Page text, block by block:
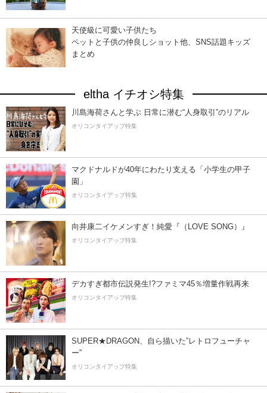
天使級に可愛い子供たち
ペットと子供の仲良しショット他、SNS話題キッズ
まとめ
eltha イチオシ特集
川島海荷さんと学ぶ 日常に潜む“人身取引”のリアル
オリコンタイアップ特集
マクドナルドが40年にわたり支える「小学生の甲子
園」
オリコンタイアップ特集
向井康二イケメンすぎ！純愛『（LOVE SONG）』
オリコンタイアップ特集
デカすぎ都市伝説発生!?ファミマ45％増量作戦再来
オリコンタイアップ特集
SUPER★DRAGON、自ら描いた”レトロフューチャ
ー”
オリコンタイアップ特集